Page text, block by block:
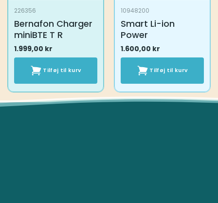
226356
Bernafon Charger
miniBTE T R
1.999,00 kr
Tilføj til kurv
10948200
Smart Li-ion
Power
1.600,00 kr
Tilføj til kurv